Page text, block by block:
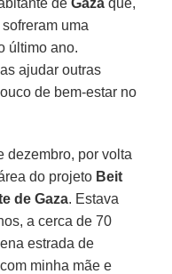
sofreram uma
último ano.
ajudar outras
de bem-estar no
dezembro, por volta
do projeto Beit
de Gaza. Estava
a cerca de 70
estrada de
minha mãe e